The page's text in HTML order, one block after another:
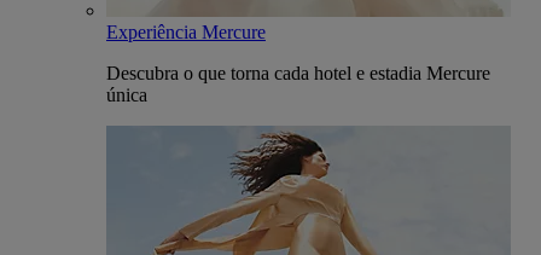
Experiência Mercure
Descubra o que torna cada hotel e estadia Mercure
única